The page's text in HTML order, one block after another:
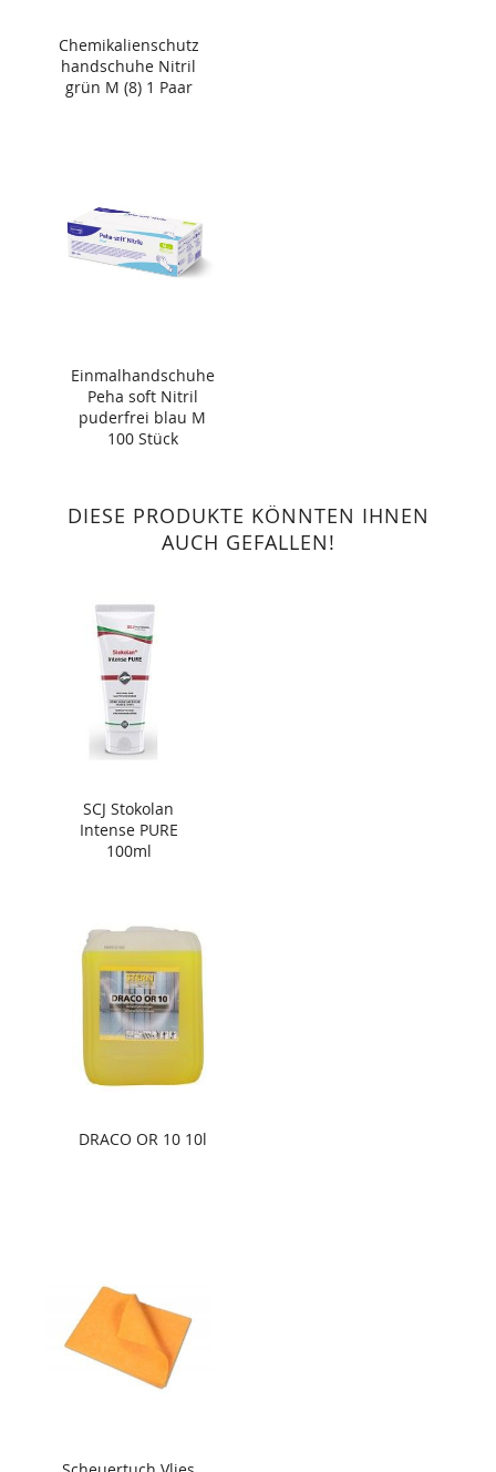
Chemikalienschutz
handschuhe Nitril
grün M (8) 1 Paar
Einmalhandschuhe
Peha soft Nitril
puderfrei blau M
100 Stück
DIESE PRODUKTE KÖNNTEN IHNEN
AUCH GEFALLEN!
SCJ Stokolan
Intense PURE
100ml
DRACO OR 10 10l